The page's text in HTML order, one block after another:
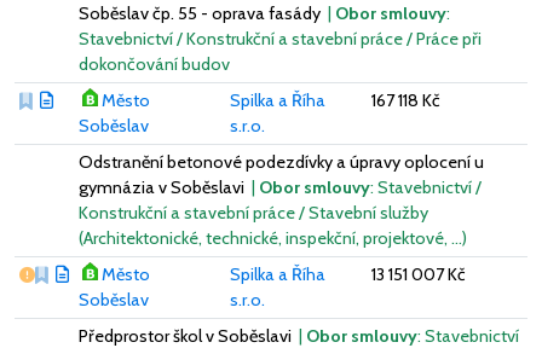
Soběslav čp. 55 - oprava fasády | Obor smlouvy:
Stavebnictví / Konstrukční a stavební práce / Práce při
dokončování budov
Město
Soběslav
Spilka a Říha
s.r.o.
167 118 Kč
Odstranění betonové podezdívky a úpravy oplocení u
gymnázia v Soběslavi | Obor smlouvy: Stavebnictví /
Konstrukční a stavební práce / Stavební služby
(Architektonické, technické, inspekční, projektové, …)
Vážný nedostatek
Město
Soběslav
Spilka a Říha
s.r.o.
13 151 007 Kč
Předprostor škol v Soběslavi | Obor smlouvy: Stavebnictví